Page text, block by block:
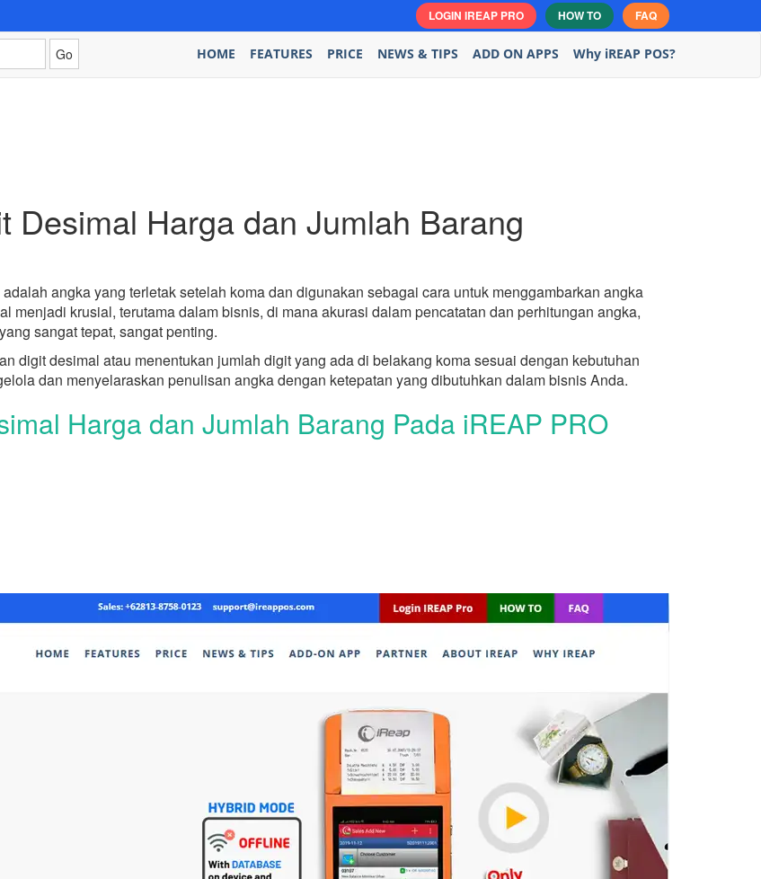
FAQ
HOW TO
LOGIN IREAP PRO
HOME FEATURES PRICE NEWS & TIPS ADD ON APPS Why iREAP POS?
Desimal Harga dan Jumlah Barang
angka yang terletak setelah koma dan digunakan sebagai cara untuk menggambarkan angka
menjadi krusial, terutama dalam bisnis, di mana akurasi dalam pencatatan dan perhitungan angka,
sangat tepat, sangat penting.
digit desimal atau menentukan jumlah digit yang ada di belakang koma sesuai dengan kebutuhan
dan menyelaraskan penulisan angka dengan ketepatan yang dibutuhkan dalam bisnis Anda.
Harga dan Jumlah Barang Pada iREAP PRO